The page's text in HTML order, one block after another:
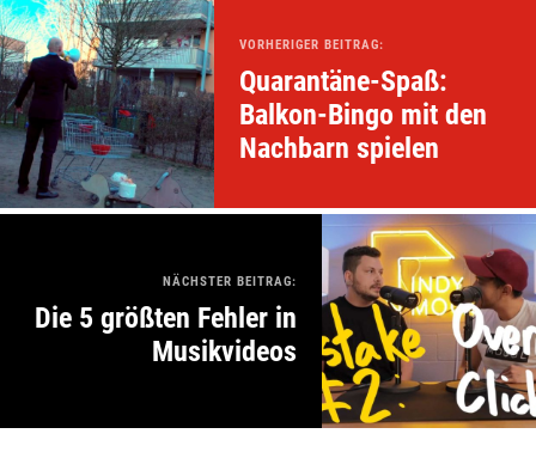
VORHERIGER BEITRAG:
Quarantäne-Spaß:
Balkon-Bingo mit den
Nachbarn spielen
NÄCHSTER BEITRAG:
Die 5 größten Fehler in
Musikvideos